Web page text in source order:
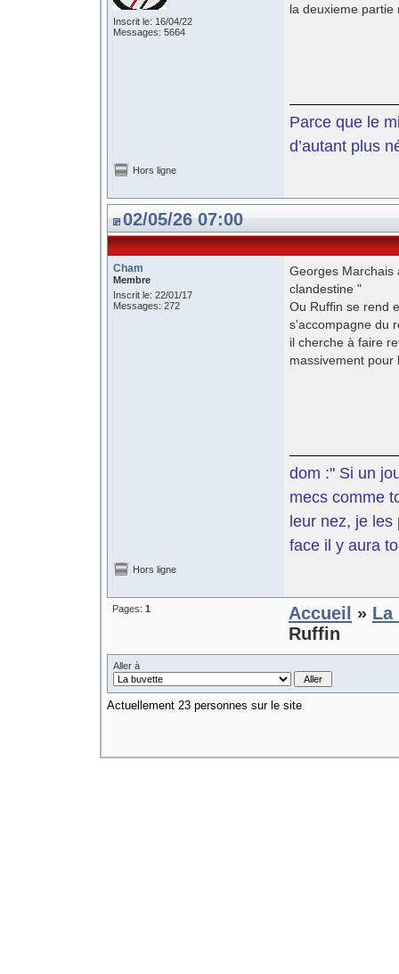
Inscrit le: 16/04/22
Messages: 5664
la deuxieme partie
Parce que le
d’autant plus
Hors ligne
02/05/26 07:00
Cham
Membre
Inscrit le: 22/01/17
Messages: 272
Georges Marchais
clandestine "
Ou Ruffin se rend
s'accompagne du
il cherche à faire
massivement pour
dom :" Si un
mecs comme
leur nez, je les
face il y aura
Hors ligne
Pages: 1 Accueil » La
Ruffin
Aller à